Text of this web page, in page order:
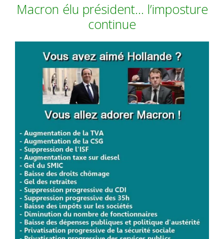
Macron élu président… l’imposture
continue